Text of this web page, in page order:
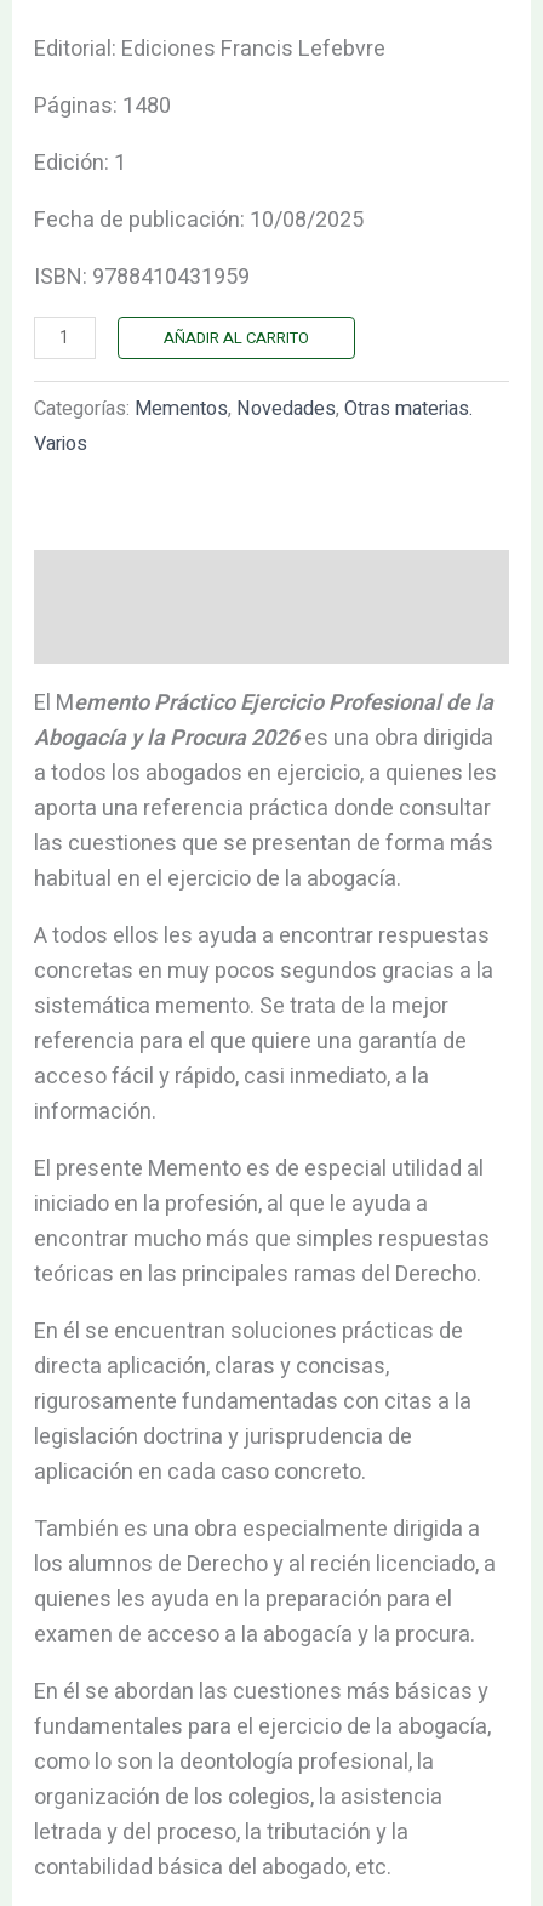
Editorial: Ediciones Francis Lefebvre
Páginas: 1480
Edición: 1
Fecha de publicación: 10/08/2025
ISBN: 9788410431959
cantidad
AÑADIR AL CARRITO
Categorías: Mementos, Novedades, Otras materias.
Varios
El Memento Práctico Ejercicio Profesional de la
Abogacía y la Procura 2026es una obra dirigida
a todos los abogados en ejercicio, a quienes les
aporta una referencia práctica donde consultar
las cuestiones que se presentan de forma más
habitual en el ejercicio de la abogacía.
A todos ellos les ayuda a encontrar respuestas
concretas en muy pocos segundos gracias a la
sistemática memento. Se trata de la mejor
referencia para el que quiere una garantía de
acceso fácil y rápido, casi inmediato, a la
información.
El presente Memento es de especial utilidad al
iniciado en la profesión, al que le ayuda a
encontrar mucho más que simples respuestas
teóricas en las principales ramas del Derecho.
En él se encuentran soluciones prácticas de
directa aplicación, claras y concisas,
rigurosamente fundamentadas con citas a la
legislación doctrina y jurisprudencia de
aplicación en cada caso concreto.
También es una obra especialmente dirigida a
los alumnos de Derecho y al recién licenciado, a
quienes les ayuda en la preparación para el
examen de acceso a la abogacía y la procura.
En él se abordan las cuestiones más básicas y
fundamentales para el ejercicio de la abogacía,
como lo son la deontología profesional, la
organización de los colegios, la asistencia
letrada y del proceso, la tributación y la
contabilidad básica del abogado, etc.